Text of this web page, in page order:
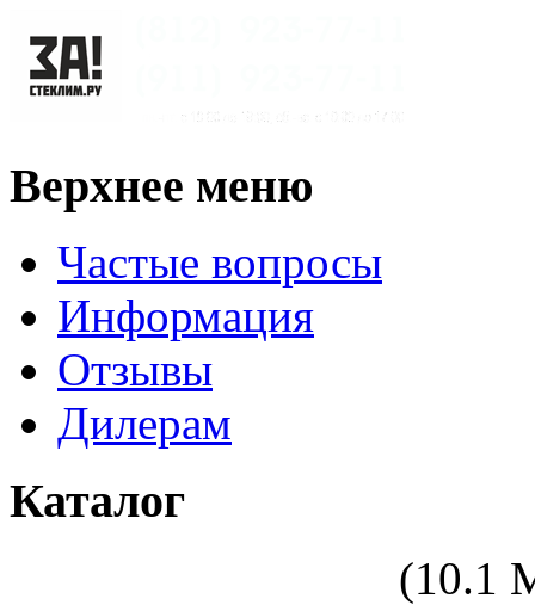
Верхнее меню
Частые вопросы
Информация
Отзывы
Дилерам
Каталог
(10.1